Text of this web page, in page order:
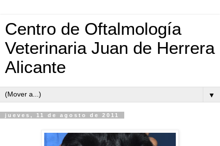
Centro de Oftalmología
Veterinaria Juan de Herrera
Alicante
▼
jueves, 11 de agosto de 2011